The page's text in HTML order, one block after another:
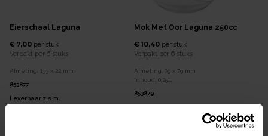
Eierschaal Laguna
€ 7,00 per stuk
Verpakt per 6 stuks
Afmeting: 133 x 22 mm
853877
Leverbaar z.s.m.
Mok Met Oor Laguna 250cc
€ 10,40 per stuk
Verpakt per 6 stuks
Afmeting: 79 x 79 mm
Inhoud: 0,25L
853879